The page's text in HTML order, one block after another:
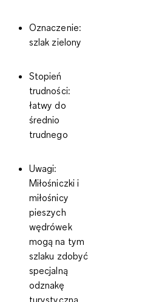
Oznaczenie:
szlak zielony
Stopień
trudności:
łatwy do
średnio
trudnego
Uwagi:
Miłośniczki i
miłośnicy
pieszych
wędrówek
mogą na tym
szlaku zdobyć
specjalną
odznakę
turystyczną